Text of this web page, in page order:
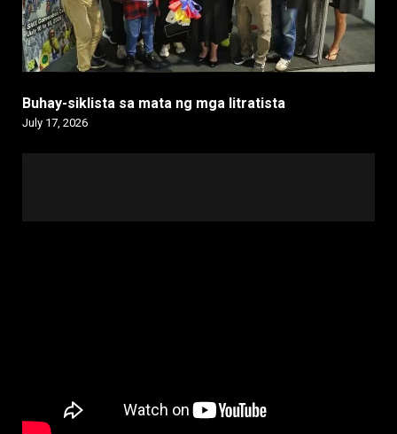
Buhay-siklista sa mata ng mga litratista
July 17, 2026